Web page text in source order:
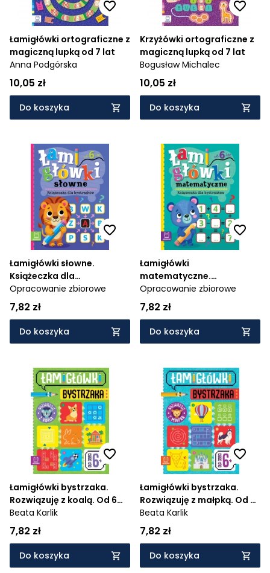
Łamigłówki ortograficzne z
magiczną lupką od 7 lat
Anna Podgórska
10,05 zł
Do koszyka
Krzyżówki ortograficzne z
magiczną lupką od 7 lat
Bogusław Michalec
10,05 zł
Do koszyka
Łamigłówki słowne.
Książeczka dla
bystrzaków. Od 6 lat
Opracowanie zbiorowe
7,82 zł
Do koszyka
Łamigłówki
matematyczne.
Książeczka dla
bystrzaków. Od 6 lat
Opracowanie zbiorowe
7,82 zł
Do koszyka
Łamigłówki bystrzaka.
Rozwiązuję z koalą. Od 6
lat
Beata Karlik
7,82 zł
Do koszyka
Łamigłówki bystrzaka.
Rozwiązuję z małpką. Od 6
lat
Beata Karlik
7,82 zł
Do koszyka